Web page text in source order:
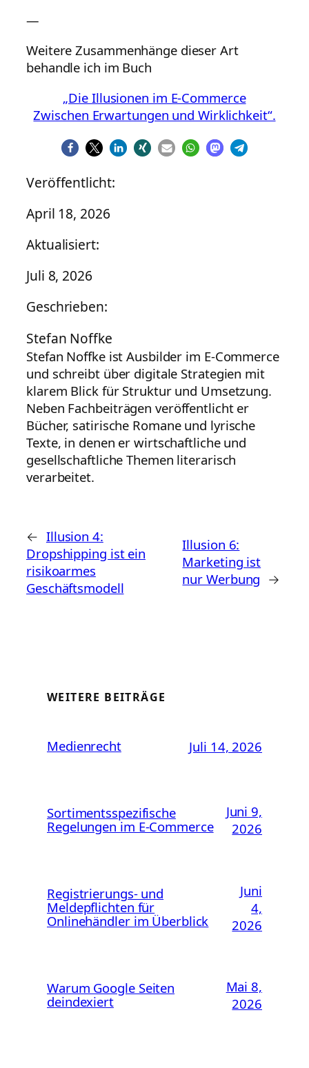
—
Weitere Zusammenhänge dieser Art
behandle ich im Buch
„Die Illusionen im E-Commerce
Zwischen Erwartungen und Wirklichkeit“.
Veröffentlicht:
April 18, 2026
Aktualisiert:
Juli 8, 2026
Geschrieben:
Stefan Noffke
Stefan Noffke ist Ausbilder im E-Commerce
und schreibt über digitale Strategien mit
klarem Blick für Struktur und Umsetzung.
Neben Fachbeiträgen veröffentlicht er
Bücher, satirische Romane und lyrische
Texte, in denen er wirtschaftliche und
gesellschaftliche Themen literarisch
verarbeitet.
← Illusion 4:
Dropshipping ist ein
risikoarmes
Geschäftsmodell
Illusion 6:
Marketing ist
nur Werbung →
WEITERE BEITRÄGE
Medienrecht Juli 14, 2026
Sortimentsspezifische
Regelungen im E-Commerce
Juni 9,
2026
Registrierungs- und
Meldepflichten für
Onlinehändler im Überblick
Juni
4,
2026
Warum Google Seiten
deindexiert
Mai 8,
2026